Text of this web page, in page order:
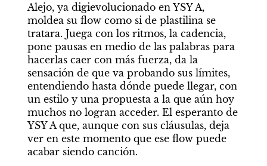
Alejo, ya digievolucionado en YSY A,
moldea su flow como si de plastilina se
tratara. Juega con los ritmos, la cadencia,
pone pausas en medio de las palabras para
hacerlas caer con más fuerza, da la
sensación de que va probando sus límites,
entendiendo hasta dónde puede llegar, con
un estilo y una propuesta a la que aún hoy
muchos no logran acceder. El esperanto de
YSY A que, aunque con sus cláusulas, deja
ver en este momento que ese flow puede
acabar siendo canción.